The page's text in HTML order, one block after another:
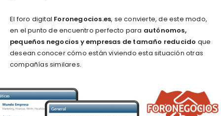
El foro digital Foronegocios.es, se convierte, de este modo,
en el punto de encuentro perfecto para autónomos,
pequeños negocios y empresas de tamaño reducido que
desean conocer cómo están viviendo esta situación otras
compañías similares.